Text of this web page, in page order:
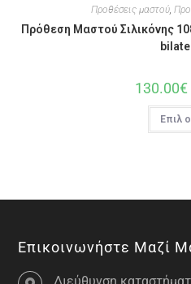
Προθέσεις μαστού,
Πρόθεση Μαστού Σιλικόνης
130.00€
Επικοινωνήστε Μαζί